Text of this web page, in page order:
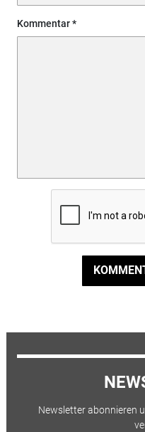
Kommentar
Newsletter abonnieren